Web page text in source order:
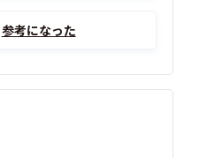
参考になった